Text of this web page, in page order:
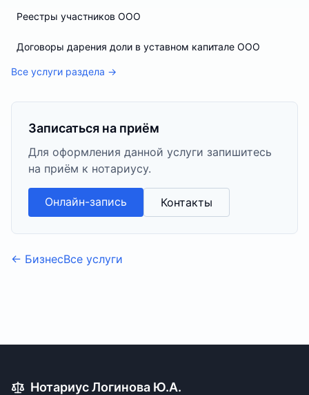
Реестры участников ООО
Договоры дарения доли в уставном капитале ООО
Все услуги раздела →
Записаться на приём
Для оформления данной услуги запишитесь
на приём к нотариусу.
Онлайн-запись Контакты
← БизнесВсе услуги
Нотариус Логинова Ю.А.